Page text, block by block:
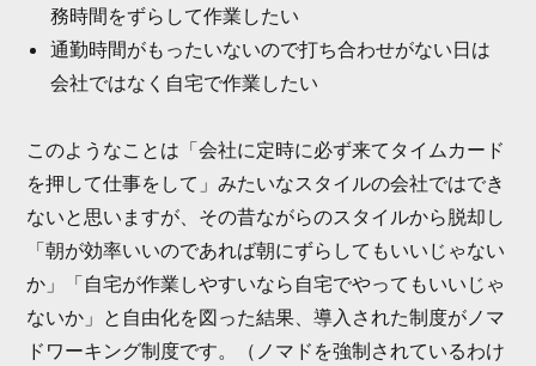
務時間をずらして作業したい
通勤時間がもったいないので打ち合わせがない日は
会社ではなく自宅で作業したい
このようなことは「会社に定時に必ず来てタイムカード
を押して仕事をして」みたいなスタイルの会社ではでき
ないと思いますが、その昔ながらのスタイルから脱却し
「朝が効率いいのであれば朝にずらしてもいいじゃない
か」「自宅が作業しやすいなら自宅でやってもいいじゃ
ないか」と自由化を図った結果、導入された制度がノマ
ドワーキング制度です。（ノマドを強制されているわけ